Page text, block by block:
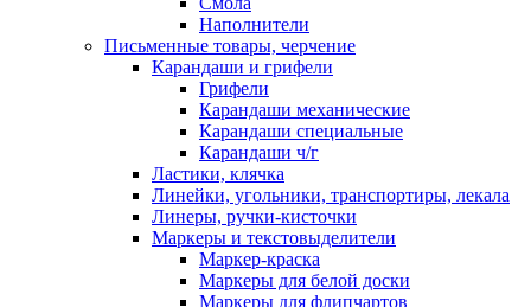
Наполнители
Письменные товары, черчение
Карандаши и грифели
Грифели
Карандаши механические
Карандаши специальные
Карандаши ч/г
Ластики, клячка
Линейки, угольники, транспортиры, лекала
Линеры, ручки-кисточки
Маркеры и текстовыделители
Маркер-краска
Маркеры для белой доски
Маркеры для флипчартов